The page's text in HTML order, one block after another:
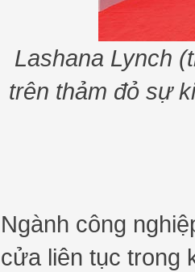
Lashana Lynch
trên thảm đỏ sự
Ngành công
cửa liên tục trong